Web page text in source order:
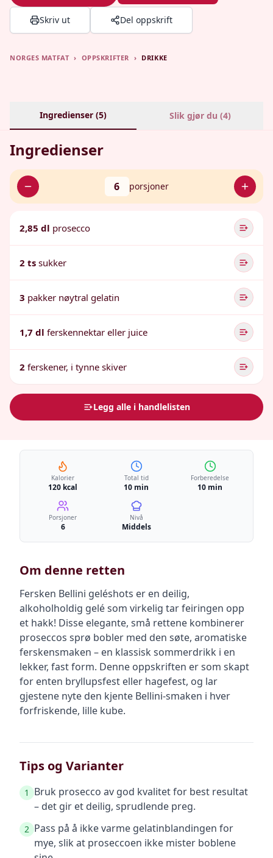
Skriv ut Del oppskrift
NORGES MATFAT › OPPSKRIFTER › DRIKKE
Ingredienser (5) Slik gjør du (4)
Ingredienser
6 porsjoner
2,85 dl prosecco
2 ts sukker
3 pakker nøytral gelatin
1,7 dl ferskennektar eller juice
2 ferskener, i tynne skiver
Legg alle i handlelisten
Kalorier
120 kcal
Total tid
10 min
Forberedelse
10 min
Porsjoner
6
Nivå
Middels
Om denne retten
Fersken Bellini geléshots er en deilig,
alkoholholdig gelé som virkelig tar feiringen opp
et hakk! Disse elegante, små rettene kombinerer
proseccos sprø bobler med den søte, aromatiske
ferskensmaken – en klassisk sommerdrikk i en
lekker, fast form. Denne oppskriften er som skapt
for enten bryllupsfest eller hagefest, og lar
gjestene nyte den kjente Bellini-smaken i hver
forfriskende, lille kube.
Tips og Varianter
1
Bruk prosecco av god kvalitet for best resultat
– det gir et deilig, sprudlende preg.
2 Pass på å ikke varme gelatinblandingen for
mye, slik at proseccoen ikke mister boblene